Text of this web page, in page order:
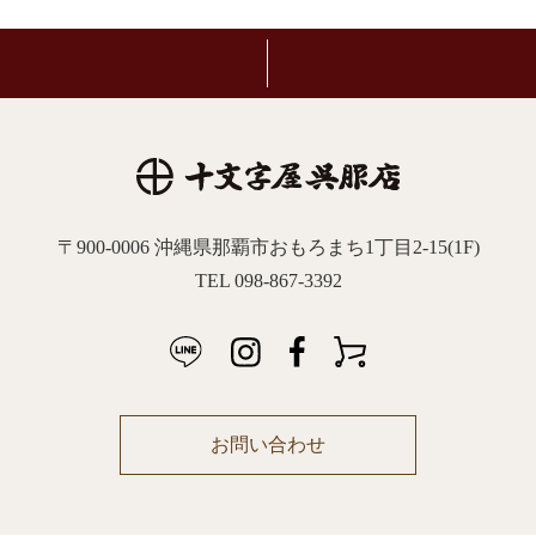
〒900-0006 沖縄県那覇市おもろまち1丁目2-15(1F)
TEL 098-867-3392
お問い合わせ